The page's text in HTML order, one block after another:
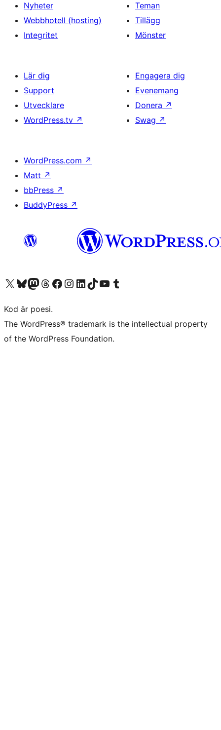
Nyheter
Webbhotell (hosting)
Integritet
Teman
Tillägg
Mönster
Lär dig
Support
Utvecklare
WordPress.tv ↗
Engagera dig
Evenemang
Donera ↗
Swag ↗
WordPress.com ↗
Matt ↗
bbPress ↗
BuddyPress ↗
Besök vår X-konto (f.d. Twitter)
Besök vårt Bluesky-konto
Besök vårt Mastodon-konto
Besök vårt Thread-konto
Besök vår Facebook-sidaBesök vårt Instagram-konto
Besök vårt LinkedIn-konto
Besök vårt TikTok-konto
Besök vår YouTube-kanalBesök vårt Tumblr-konto
Kod är poesi.
The WordPress® trademark is the intellectual property
of the WordPress Foundation.